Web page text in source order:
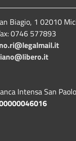
Biagio, 1 02010
0746 577893
Intensa San Paolo